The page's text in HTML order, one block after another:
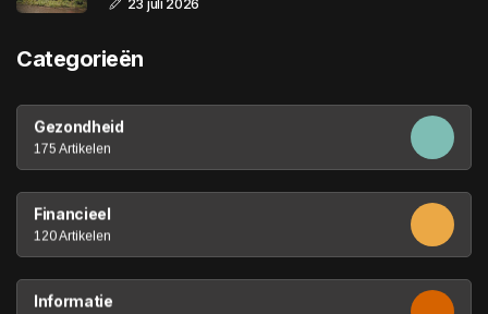
23 juli 2026
Categorieën
Gezondheid
175 Artikelen
Financieel
120 Artikelen
Informatie